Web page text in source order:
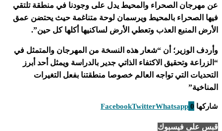
عن مهرجان الصحراء والمحيط يدل على وجودنا في منطقة تلتقي
فيها الصحراء بالمحيط ويرسمان لوحة متناغمة حيث يحتضن عمق
الأرض المنبع العذب وتعطي الأرض لساكنيها أكلها كل حين”.
وأردف الوزير؛ أن “شعار هذه النسخة من المهرجان والمتمثل في
“الزراعة وتحقيق الاكتفاء الذاتي جدير بالدراسة ويمثل أحد أبرز
التحديات التي تواجه العالم خصوصا منطقتنا بفعل التغيرات
المناخية”
شاركها 0
FacebookTwitterWhatsapp
قبس على فيسبوك